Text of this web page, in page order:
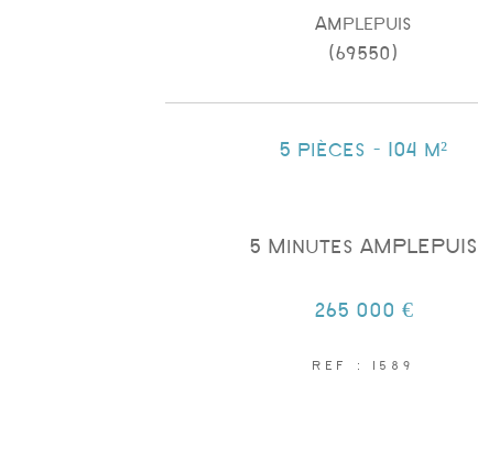
Amplepuis
(69550)
5 pièces - 104 m²
5 Minutes AMPLEPUIS
265 000 €
REF : 1589